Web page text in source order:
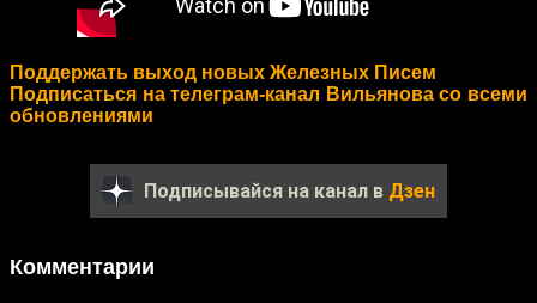
Поддержать выход новых Железных Писем
Подписаться на телеграм-канал Вильянова со всеми
обновлениями
Подписывайся на канал в Дзен
Комментарии